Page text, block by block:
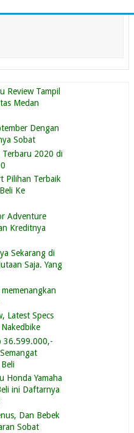
Review Tampil
Medan
Dengan
Sobat
Terbaru 2020 di
Pilihan Terbaik
Ke
Adventure
Kreditnya
Sekarang di
Saja. Yang
Latest Specs
36.599.000,-
Honda Yamaha
ini Daftarnya
Dan Bebek
Sobat